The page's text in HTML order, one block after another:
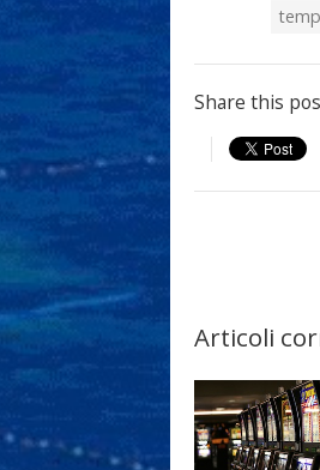
Share this
Articoli